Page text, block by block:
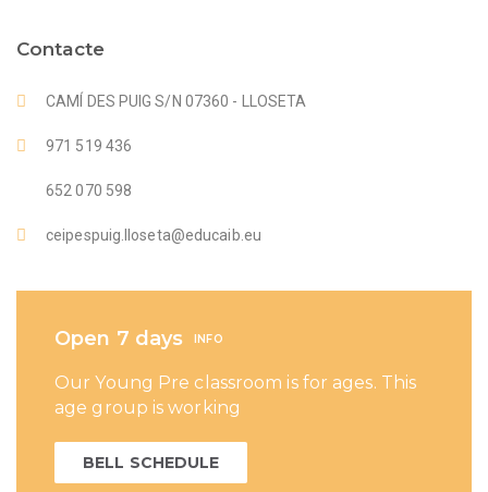
Contacte
CAMÍ DES PUIG S/N 07360 - LLOSETA
971 519 436
652 070 598
ceipespuig.lloseta@educaib.eu
Open 7 days INFO
Our Young Pre classroom is for ages. This
age group is working
BELL SCHEDULE